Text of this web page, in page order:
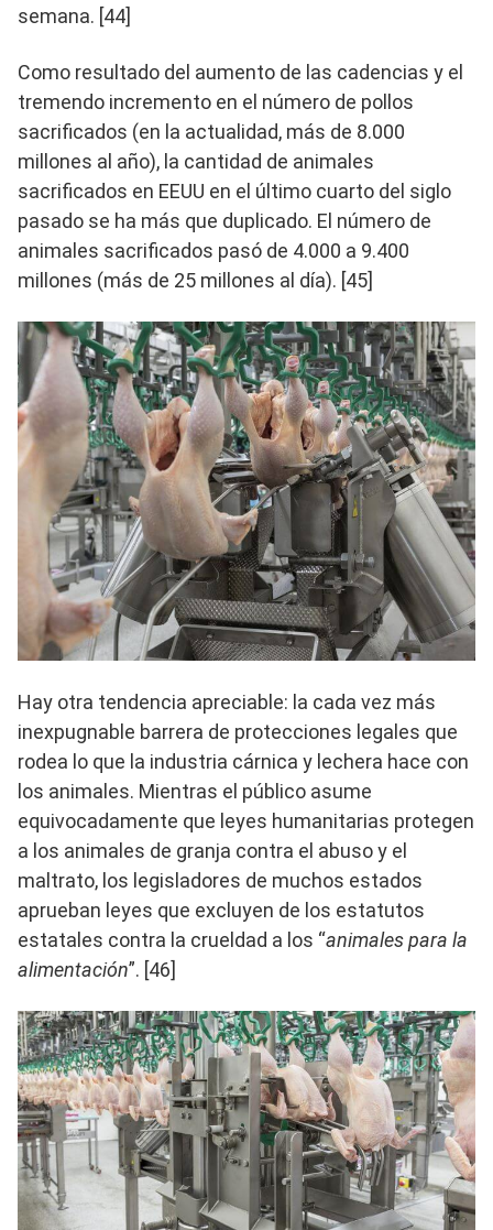
semana. [44]
Como resultado del aumento de las cadencias y el
tremendo incremento en el número de pollos
sacrificados (en la actualidad, más de 8.000
millones al año), la cantidad de animales
sacrificados en EEUU en el último cuarto del siglo
pasado se ha más que duplicado. El número de
animales sacrificados pasó de 4.000 a 9.400
millones (más de 25 millones al día). [45]
Hay otra tendencia apreciable: la cada vez más
inexpugnable barrera de protecciones legales que
rodea lo que la industria cárnica y lechera hace con
los animales. Mientras el público asume
equivocadamente que leyes humanitarias protegen
a los animales de granja contra el abuso y el
maltrato, los legisladores de muchos estados
aprueban leyes que excluyen de los estatutos
estatales contra la crueldad a los “animales para la
alimentación”. [46]